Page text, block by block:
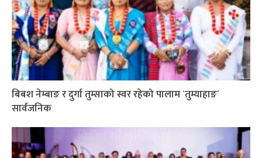
बिबश नेम्बाङ र दुर्गा तुम्साको स्वर रहेको पालाम `तुम्याहाङ´
सार्वजनिक